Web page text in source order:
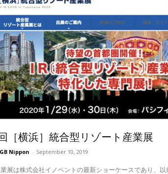
［横浜］統合型リゾート産業展
Nippon - September 10, 2019
展は株式会社イノベントの最新ショーケースであり、